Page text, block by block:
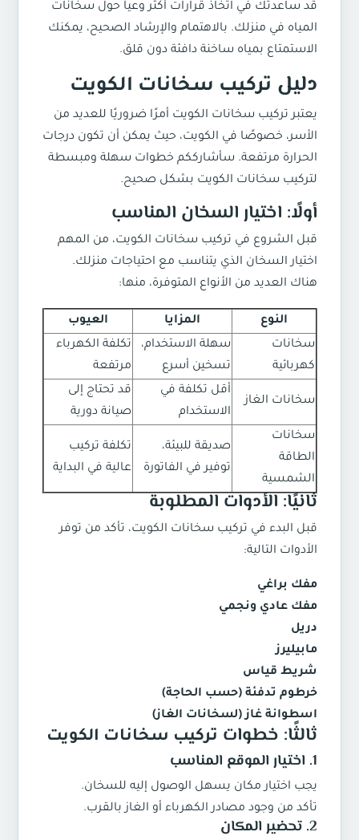
قد ساعدتك في اتخاذ قرارات أكثر وعياً حول سخانات
المياه في منزلك. بالاهتمام والإرشاد الصحيح، يمكنك
الاستمتاع بمياه ساخنة دافئة دون قلق.
دليل تركيب سخانات الكويت
يعتبرتركيب سخانات الكويت أمرًا ضروريًا للعديد من
الأسر، خصوصًا في الكويت، حيث يمكن أن تكون درجات
الحرارة مرتفعة. سأشارككم خطوات سهلة ومبسطة
لتركيب سخانات الكويت بشكل صحيح.
أولًا: اختيار السخان المناسب
قبل الشروع في تركيب سخانات الكويت، من المهم
اختيار السخان الذي يتناسب مع احتياجات منزلك.
هناك العديد من الأنواع المتوفرة، منها:
النوع المزايا
العيوب
سخانات
كهربائية
سهلة الاستخدام،
تسخين أسرع
تكلفة الكهرباء
مرتفعة
سخانات الغاز
أقل تكلفة في
الاستخدام
قد تحتاج إلى
صيانة دورية
سخانات
الطاقة
الشمسية
صديقة للبيئة،
توفير في الفاتورة
تكلفة تركيب
عالية في البداية
ثانيًا: الأدوات المطلوبة
قبل البدء في تركيب سخانات الكويت، تأكد من توفر
الأدوات التالية:
مفك براغي
مفك عادي ونجمي
دريل
مابيليرز
شريط قياس
خرطوم تدفئة (حسب الحاجة)
اسطوانة غاز (لسخانات الغاز)
ثالثًا: خطوات تركيب سخانات الكويت
1. اختيار الموقع المناسب
يجب اختيار مكان يسهل الوصول إليه للسخان.
تأكد من وجود مصادر الكهرباء أو الغاز بالقرب.
2. تحضير المكان